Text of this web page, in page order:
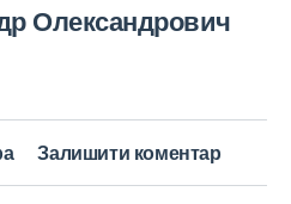
Олександрович
Залишити коментар